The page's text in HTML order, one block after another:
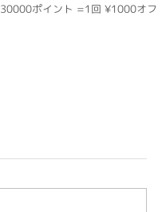
30000ポイント =1回 ¥1000オフ